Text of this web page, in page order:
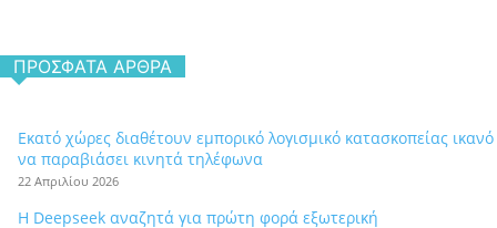
ΠΡΌΣΦΑΤΑ ΆΡΘΡΑ
Εκατό χώρες διαθέτουν εμπορικό λογισμικό κατασκοπείας ικανό
να παραβιάσει κινητά τηλέφωνα
22 Απριλίου 2026
Η Deepseek αναζητά για πρώτη φορά εξωτερική